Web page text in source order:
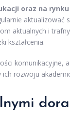
oraz na
aktualizować
aktualnych i
kształcenia.
komunikacyjne,
rozwoju